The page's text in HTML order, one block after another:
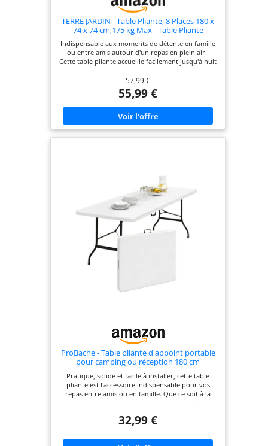
TERRE JARDIN - Table Pliante, 8 Places 180 x
74 x 74 cm,175 kg Max - Table Pliante
Exterieur, Interieur Rectangulaire - Table de
Jardin Pliante Blanche, Buffet, Fêtes,
Camping - Stable et Robuste
Indispensable aux moments de détente en famille
ou entre amis autour d'un repas en plein air !
Cette table pliante accueille facilement jusqu'à huit
74 cm de largeur, la table supporte un poids de
175 kg sur son plateau. Pliante en deux et équipée
d'une poignée, il vous sera facile de la transporter
pour la ranger dans un coin de garage ou d'abri
de jardin durant l'hiver. Très stable et robuste,
cette table de pique nique vous permettra de
profiter pleinement de vos réceptions estivales
57,99 €
55,99 €
ProBache - Table pliante d'appoint portable
pour camping ou réception 180 cm
Pratique, solide et facile à installer, cette table
pliante est l'accessoire indispensable pour vos
repas entre amis ou en famille. Que ce soit à la
indispensable ! Table pliante pour 8 personnes
32,99 €